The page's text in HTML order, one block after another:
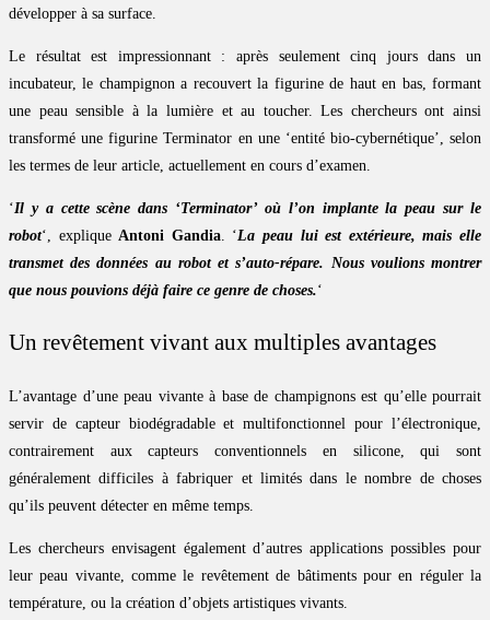
développer à sa surface.
Le résultat est impressionnant : après seulement cinq jours dans un
incubateur, le champignon a recouvert la figurine de haut en bas, formant
une peau sensible à la lumière et au toucher. Les chercheurs ont ainsi
transformé une figurine Terminator en une ‘entité bio-cybernétique’, selon
les termes de leur article, actuellement en cours d’examen.
‘Il y a cette scène dans ‘Terminator’ où l’on implante la peau sur le
robot‘, explique Antoni Gandia. ‘La peau lui est extérieure, mais elle
transmet des données au robot et s’auto-répare. Nous voulions montrer
que nous pouvions déjà faire ce genre de choses.‘
Un revêtement vivant aux multiples avantages
L’avantage d’une peau vivante à base de champignons est qu’elle pourrait
servir de capteur biodégradable et multifonctionnel pour l’électronique,
contrairement aux capteurs conventionnels en silicone, qui sont
généralement difficiles à fabriquer et limités dans le nombre de choses
qu’ils peuvent détecter en même temps.
Les chercheurs envisagent également d’autres applications possibles pour
leur peau vivante, comme le revêtement de bâtiments pour en réguler la
température, ou la création d’objets artistiques vivants.